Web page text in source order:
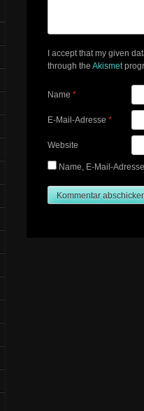
I accept that my given
through the Akismet
Name *
E-Mail-Adresse *
Website
Name, E-Mail-